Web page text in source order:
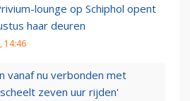
lounge op Schiphol opent
haar deuren
14:46
vanaf nu verbonden met
zeven uur rijden'